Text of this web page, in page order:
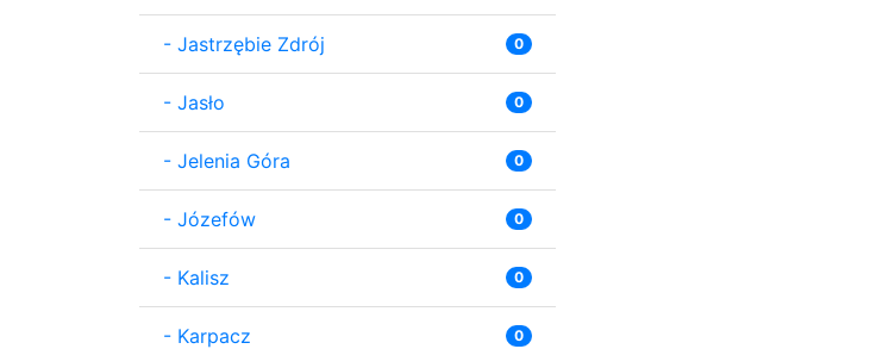
- Jastrzębie Zdrój 0
- Jasło 0
- Jelenia Góra 0
- Józefów 0
- Kalisz 0
- Karpacz 0